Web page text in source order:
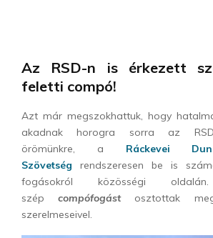
Az RSD-n is érkezett
feletti compó!
Azt már megszokhattuk, hogy
akadnak horogra sorra az
örömünkre, a Ráckevei
Szövetség
rendszeresen be is
fogásokról közösségi
szépcompófogástosztottak
szerelmeseivel.